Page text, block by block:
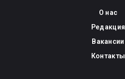
О нас
Редакция
Вакансии
Контакты